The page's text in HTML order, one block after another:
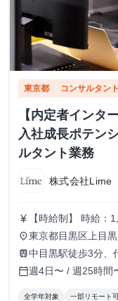
東京都 コンサルタント
【内定者インタ
入社成長ポテン
ルタント業務
株式会社Lime
currency_yen
【時給制】 時給：
て昇給します。 【月給制】 尚、フルコミットできる方は月
給制もご用意して
評価面談により毎
80,000円 <モデル月収> 260,000円 /入社6ヶ月 330,000
円 /入社1年
place東京都目黒区上目
train中目黒駅徒歩3分、
calendar_today週4日〜 / 週25時間
全学年対象 一部リモート